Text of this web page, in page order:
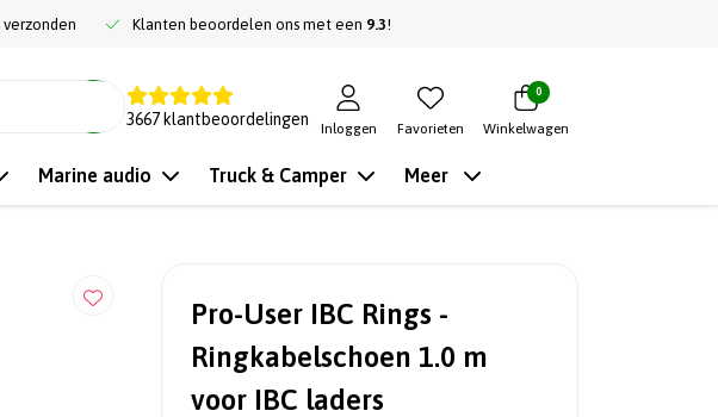
verzonden Klanten beoordelen ons met een 9.3!
3667 klantbeoordelingen
Inloggen Favorieten
0
Winkelwagen
Marine audio Truck & Camper Meer
Pro-User IBC Rings -
Ringkabelschoen 1.0 m
voor IBC laders